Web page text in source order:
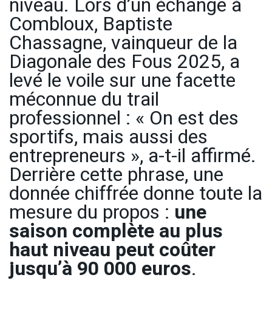
Combloux, Baptiste
Chassagne, vainqueur de la
Diagonale des Fous 2025, a
levé le voile sur une facette
méconnue du trail
professionnel : « On est des
sportifs, mais aussi des
entrepreneurs », a-t-il affirmé.
Derrière cette phrase, une
donnée chiffrée donne toute la
mesure du propos : une
saison complète au plus
haut niveau peut coûter
jusqu’à 90 000 euros.